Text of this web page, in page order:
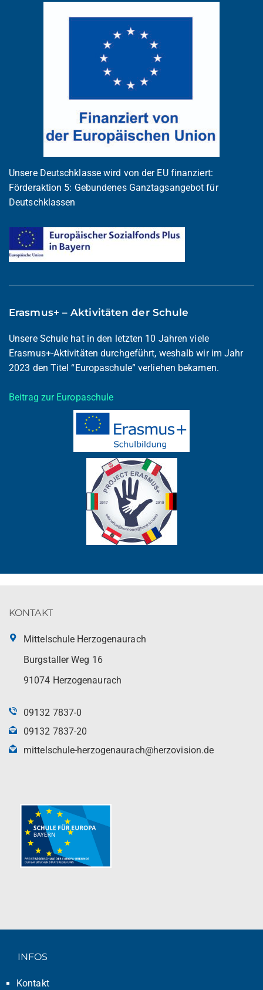
Unsere Deutschklasse wird von der EU finanziert:
Förderaktion 5: Gebundenes Ganztagsangebot für
Deutschklassen
Erasmus+ – Aktivitäten der Schule
Unsere Schule hat in den letzten 10 Jahren viele
Erasmus+-Aktivitäten durchgeführt, weshalb wir im Jahr
2023 den Titel “Europaschule” verliehen bekamen.
Beitrag zur Europaschule
KONTAKT
Mittelschule Herzogenaurach
Burgstaller Weg 16
91074 Herzogenaurach
09132 7837-0
09132 7837-20
mittelschule-herzogenaurach@herzovision.de
INFOS
Kontakt